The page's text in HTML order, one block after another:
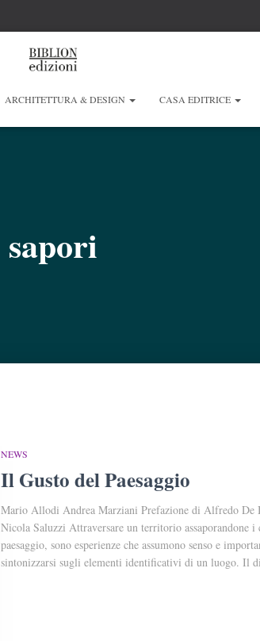
ARCHITETTURA & DESIGN CASA EDITRICE
sapori
NEWS
Il Gusto del Paesaggio
Mario Allodi Andrea Marziani Prefazione di Alfredo De
Nicola Saluzzi Attraversare un territorio assaporandone
paesaggio, sono esperienze che assumono senso e
sintonizzarsi sugli elementi identificativi di un luogo. Il